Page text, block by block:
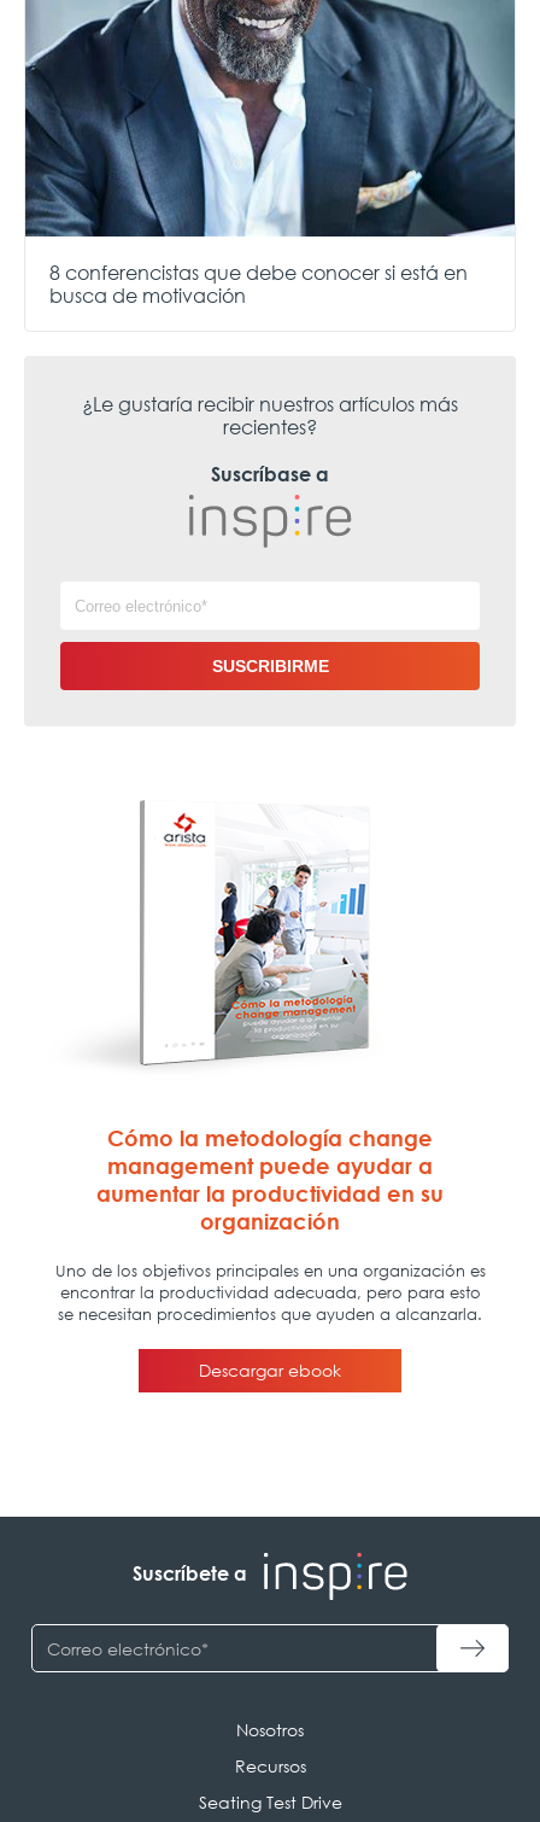
8 conferencistas que debe conocer si está en
busca de motivación
¿Le gustaría recibir nuestros artículos más
recientes?
Suscríbase a
Suscríbete a
Nosotros
Recursos
Seating Test Drive